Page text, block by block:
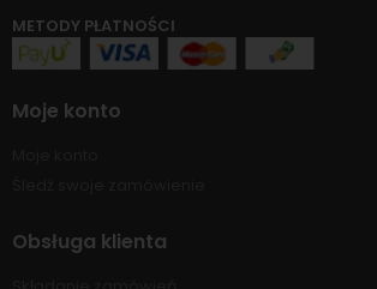
METODY PŁATNOŚCI
Moje konto
Obsługa klienta